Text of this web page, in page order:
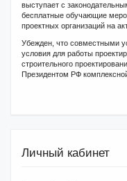
выступает с
бесплатные обучающие
проектных организаций на
Убежден, что совместными
условия для работы
строительного
Президентом РФ
Личный кабинет